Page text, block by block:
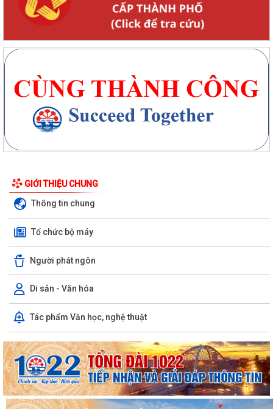
GIỚI THIỆU CHUNG
Thông tin chung
Tổ chức bộ máy
Người phát ngôn
Di sản - Văn hóa
Tác phẩm Văn học, nghệ thuật